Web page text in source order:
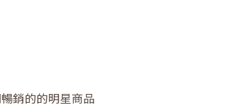
銷的的明星商品